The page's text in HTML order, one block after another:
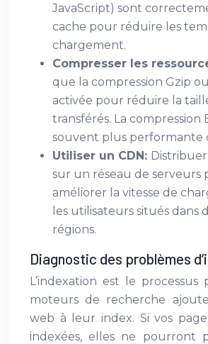
JavaScript) sont
cache pour réduire les
chargement.
Compresser les
que la compression Gzip
activée pour réduire la
transférés. La compression
souvent plus performante
Utiliser un CDN:
sur un réseau de serveurs
améliorer la vitesse de
les utilisateurs situés dans
régions.
Diagnostic des problèmes
L’indexation est le
moteurs de recherche
web à leur index. Si vos
indexées, elles ne pourront